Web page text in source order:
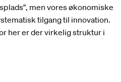
men vores økonomiske
tilgang til innovation.
her er der virkelig struktur i